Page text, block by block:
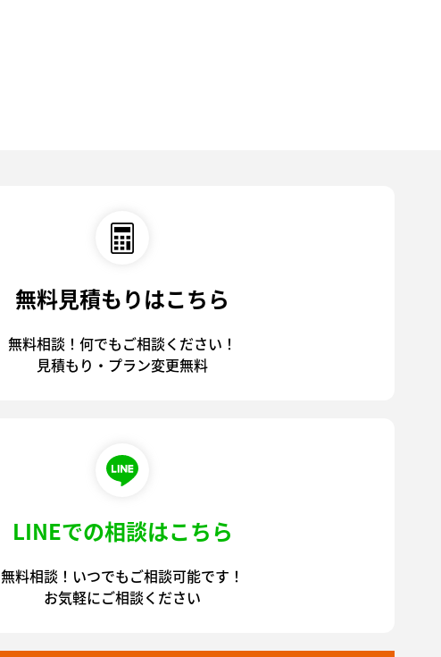
無料見積もりはこちら
無料相談！何でもご相談ください！
見積もり・プラン変更無料
LINEでの相談はこちら
無料相談！いつでもご相談可能です！
お気軽にご相談ください